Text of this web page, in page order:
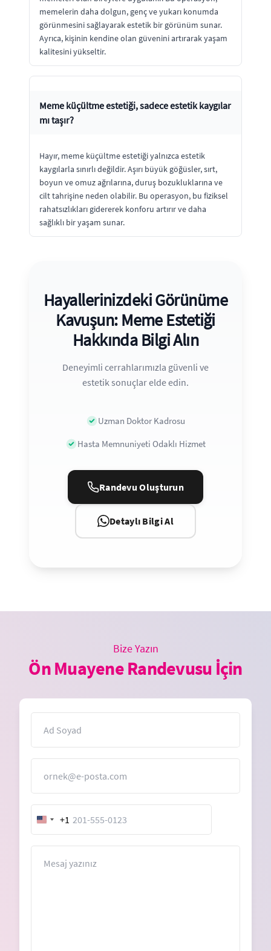
memelerin daha dolgun, genç ve yukarı konumda
görünmesini sağlayarak estetik bir görünüm sunar.
Ayrıca, kişinin kendine olan güvenini artırarak yaşam
kalitesini yükseltir.
Meme küçültme estetiği, sadece estetik kaygılar
mı taşır?
Hayır, meme küçültme estetiği yalnızca estetik
kaygılarla sınırlı değildir. Aşırı büyük göğüsler, sırt,
boyun ve omuz ağrılarına, duruş bozukluklarına ve
cilt tahrişine neden olabilir. Bu operasyon, bu fiziksel
rahatsızlıkları gidererek konforu artırır ve daha
sağlıklı bir yaşam sunar.
Hayallerinizdeki Görünüme
Kavuşun: Meme Estetiği
Hakkında Bilgi Alın
Deneyimli cerrahlarımızla güvenli ve
estetik sonuçlar elde edin.
Uzman Doktor Kadrosu
Hasta Memnuniyeti Odaklı Hizmet
Randevu Oluşturun
Detaylı Bilgi Al
Bize Yazın
Ön Muayene Randevusu İçin
United
States
+1